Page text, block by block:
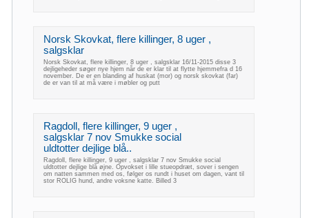
Norsk Skovkat, flere killinger, 8 uger ,
salgsklar
Norsk Skovkat, flere killinger, 8 uger , salgsklar 16/11-2015 disse 3
dejligeheder søger nye hjem når de er klar til at flytte hjemmefra d 16
november. De er en blanding af huskat (mor) og norsk skovkat (far)
de er van til at må være i møbler og putt
Ragdoll, flere killinger, 9 uger ,
salgsklar 7 nov Smukke social
uldtotter dejlige blå..
Ragdoll, flere killinger, 9 uger , salgsklar 7 nov Smukke social
uldtotter dejlige blå øjne. Opvokset i lille stueopdræt, sover i sengen
om natten sammen med os, følger os rundt i huset om dagen, vant til
stor ROLIG hund, andre voksne katte. Billed 3